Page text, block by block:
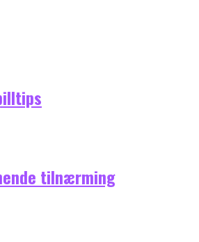
tilnærming